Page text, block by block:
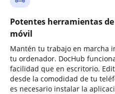
Potentes herramientas
móvil
Mantén tu trabajo en marcha
tu ordenador. DocHub
facilidad que en escritorio.
desde la comodidad de tu
es necesario instalar la